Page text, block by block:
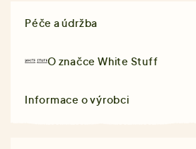
Péče a údržba
O značceWhite Stuff
Informace o výrobci